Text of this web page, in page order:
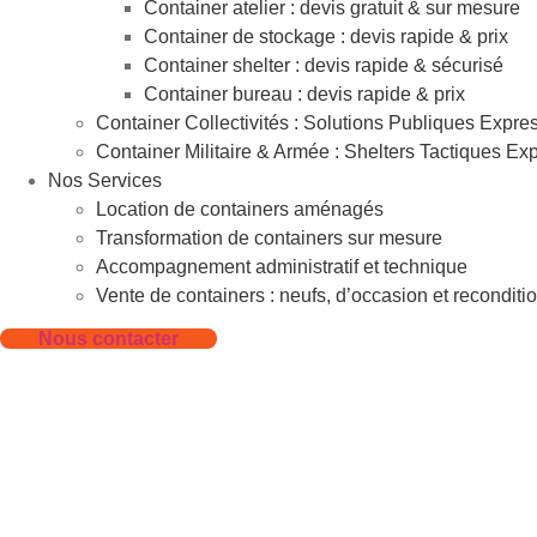
Container atelier : devis gratuit & sur mesure
Container de stockage : devis rapide & prix
Container shelter : devis rapide & sécurisé
Container bureau : devis rapide & prix
Container Collectivités : Solutions Publiques
Container Militaire & Armée : Shelters Tactiques
Nos Services
Location de containers aménagés
Transformation de containers sur mesure
Accompagnement administratif et technique
Vente de containers : neufs, d’occasion et
Nous contacter